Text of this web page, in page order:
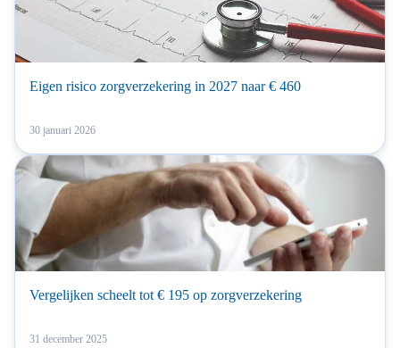
Eigen risico zorgverzekering in 2027 naar € 460
30 januari 2026
Vergelijken scheelt tot € 195 op zorgverzekering
31 december 2025